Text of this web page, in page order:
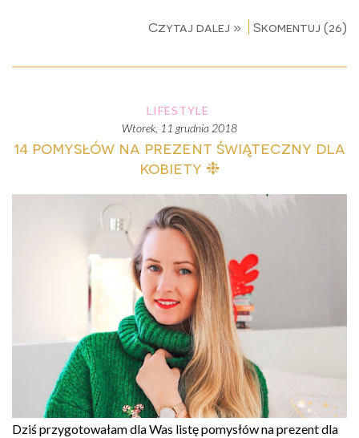
Czytaj dalej » Skomentuj (26)
LIFESTYLE
wtorek, 11 grudnia 2018
14 pomysłów na prezent świąteczny dla
kobiety ❉
Dziś przygotowałam dla Was listę pomysłów na prezent dla